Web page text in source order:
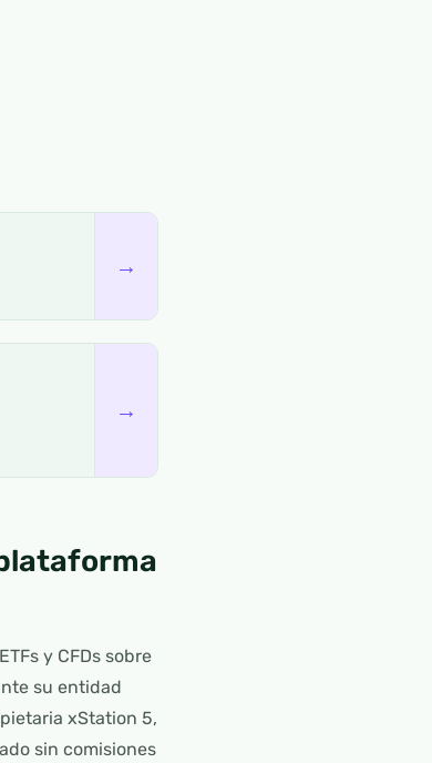
→
→
y CFDs sobre
su entidad
xStation 5,
sin comisiones